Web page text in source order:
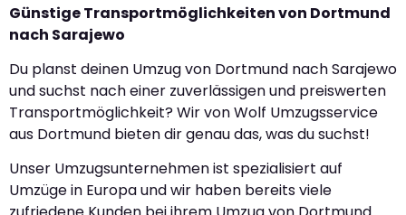
Günstige Transportmöglichkeiten von Dortmund
nach Sarajewo
Du planst deinen Umzug von Dortmund nach Sarajewo
und suchst nach einer zuverlässigen und preiswerten
Transportmöglichkeit? Wir von Wolf Umzugsservice
aus Dortmund bieten dir genau das, was du suchst!
Unser Umzugsunternehmen ist spezialisiert auf
Umzüge in Europa und wir haben bereits viele